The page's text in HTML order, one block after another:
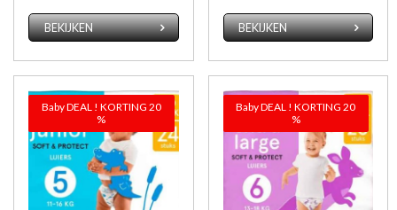
BEKIJKEN BEKIJKEN
Baby DEAL ! KORTING 20
%
Baby DEAL ! KORTING 20
%